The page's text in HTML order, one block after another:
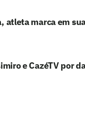
atleta marca em
e CazéTV por